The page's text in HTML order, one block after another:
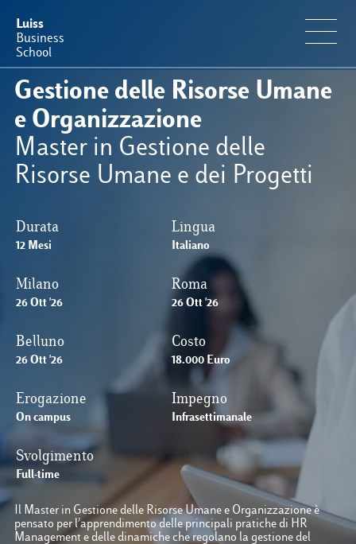
Luiss
Business
School
Offerta Formativa
Perché Luiss Business School
News & Eventi
Operation & Students’ Experience
Le nostre sedi
Luiss.it Alumni
Gestione delle Risorse Umane
e Organizzazione
Master in Gestione delle
Risorse Umane e dei Progetti
Durata
12 Mesi
Lingua
Italiano
Milano
26 Ott '26
Roma
26 Ott '26
Belluno
26 Ott '26
Costo
18.000 Euro
Erogazione
On campus
Impegno
Infrasettimanale
Svolgimento
Full-time
Il Master in Gestione delle Risorse Umane e Organizzazione è
pensato per l’apprendimento delle principali pratiche di HR
Management e delle dinamiche che regolano la gestione del